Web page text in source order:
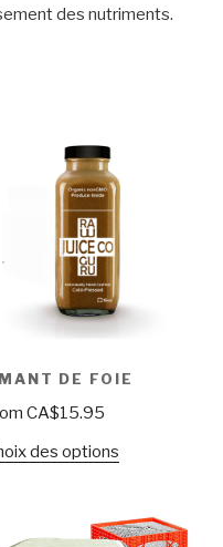
des nutriments.
DE FOIE
CA$15.95
des options